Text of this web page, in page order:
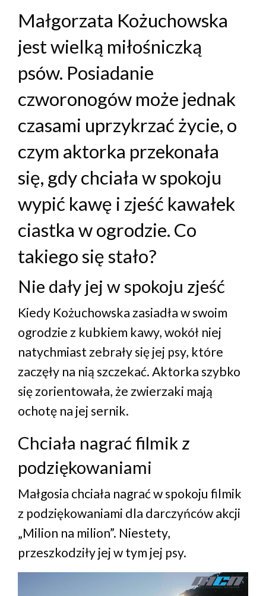
Małgorzata Kożuchowska
jest wielką miłośniczką
psów. Posiadanie
czworonogów może jednak
czasami uprzykrzać życie, o
czym aktorka przekonała
się, gdy chciała w spokoju
wypić kawę i zjeść kawałek
ciastka w ogrodzie. Co
takiego się stało?
Nie dały jej w spokoju zjeść
Kiedy Kożuchowska zasiadła w swoim
ogrodzie z kubkiem kawy, wokół niej
natychmiast zebrały się jej psy, które
zaczęły na nią szczekać. Aktorka szybko
się zorientowała, że zwierzaki mają
ochotę na jej sernik.
Chciała nagrać filmik z
podziękowaniami
Małgosia chciała nagrać w spokoju filmik
z podziękowaniami dla darczyńców akcji
„Milion na milion”. Niestety,
przeszkodziły jej w tym jej psy.